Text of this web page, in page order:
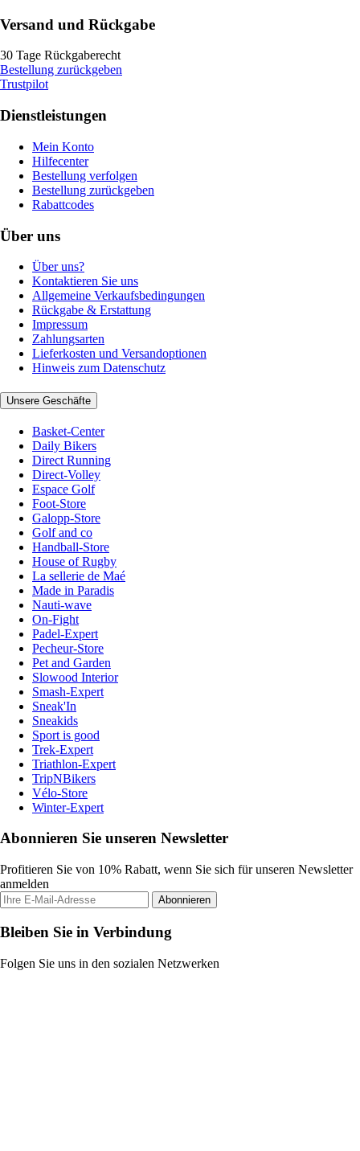
Versand und Rückgabe
30 Tage Rückgaberecht
Bestellung zurückgeben
Trustpilot
Dienstleistungen
Mein Konto
Hilfecenter
Bestellung verfolgen
Bestellung zurückgeben
Rabattcodes
Über uns
Über uns?
Kontaktieren Sie uns
Allgemeine Verkaufsbedingungen
Rückgabe & Erstattung
Impressum
Zahlungsarten
Lieferkosten und Versandoptionen
Hinweis zum Datenschutz
Unsere Geschäfte
Basket-Center
Daily Bikers
Direct Running
Direct-Volley
Espace Golf
Foot-Store
Galopp-Store
Golf and co
Handball-Store
House of Rugby
La sellerie de Maé
Made in Paradis
Nauti-wave
On-Fight
Padel-Expert
Pecheur-Store
Pet and Garden
Slowood Interior
Smash-Expert
Sneak'In
Sneakids
Sport is good
Trek-Expert
Triathlon-Expert
TripNBikers
Vélo-Store
Winter-Expert
Abonnieren Sie unseren Newsletter
Profitieren Sie von 10% Rabatt, wenn Sie sich für unseren Newsletter
anmelden
Abonnieren
Bleiben Sie in Verbindung
Folgen Sie uns in den sozialen Netzwerken